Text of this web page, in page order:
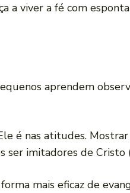
a viver a fé com
aprendem
é nas atitudes.
ser imitadores de Cristo
mais eficaz de